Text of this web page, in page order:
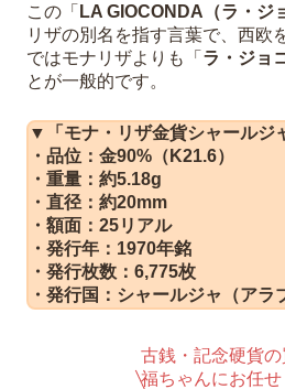
この「 LA GIOCONDA（ラ・ジ
リザの別名を指す言葉で、西欧
ではモナリザよりも「 ラ・ジョ
とが一般的です。
▼「モナ・リザ金貨シャールジ
・品位：金90%（K21.6）
・重量：約5.18g
・直径：約20mm
・額面：25リアル
・発行年：1970年銘
・発行枚数：6,775枚
・発行国：シャールジャ（アラ
古銭・記念硬貨の
福ちゃんにお任